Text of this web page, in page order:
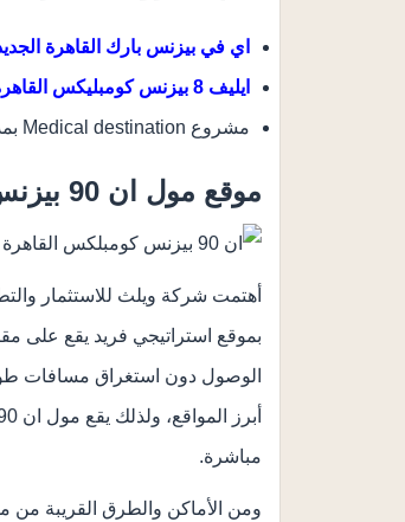
اي في بيزنس بارك القاهرة
ايليف 8 بيزنس كومبليكس القاهرة الجديدة.
مشروع Medical destination بمدينة العبور.
موقع مول ان 90 بيزنس كومبلكس القاهرة الجديدة
أهتمت شركة ويلث للاستثمار
بموقع استراتيجي فريد يقع على
الوصول دون استغراق مسافات
مباشرة.
ومن الأماكن والطرق القريبة من مول ان 90 بيزنس